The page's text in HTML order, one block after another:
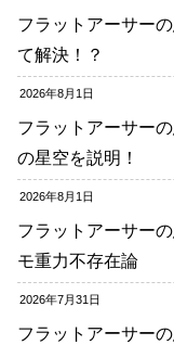
フラットアーサー
て解決！？
2026年8月1日
フラットアーサー
の星空を説明！
2026年8月1日
フラットアーサー
モ重力不存在論
2026年7月31日
フラットアーサー